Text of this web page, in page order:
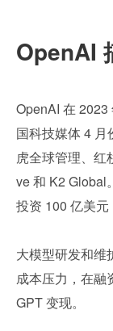
OpenAI
OpenAI 在
国科技媒体 4
虎全球管理、红
ve 和 K2 Global
投资 100 亿美元
大模型研发和维
成本压力，在融
GPT 变现。